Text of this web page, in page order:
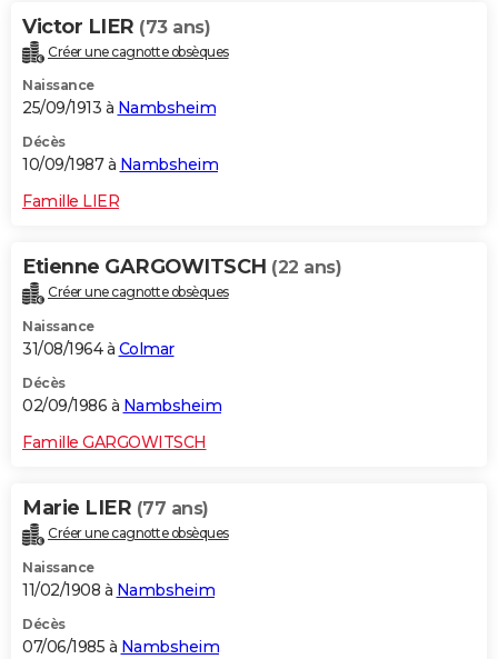
Victor LIER (73 ans)
Créer une cagnotte obsèques
Naissance
25/09/1913 à Nambsheim
Décès
10/09/1987 à Nambsheim
Famille LIER
Etienne GARGOWITSCH (22 ans)
Créer une cagnotte obsèques
Naissance
31/08/1964 à Colmar
Décès
02/09/1986 à Nambsheim
Famille GARGOWITSCH
Marie LIER (77 ans)
Créer une cagnotte obsèques
Naissance
11/02/1908 à Nambsheim
Décès
07/06/1985 à Nambsheim